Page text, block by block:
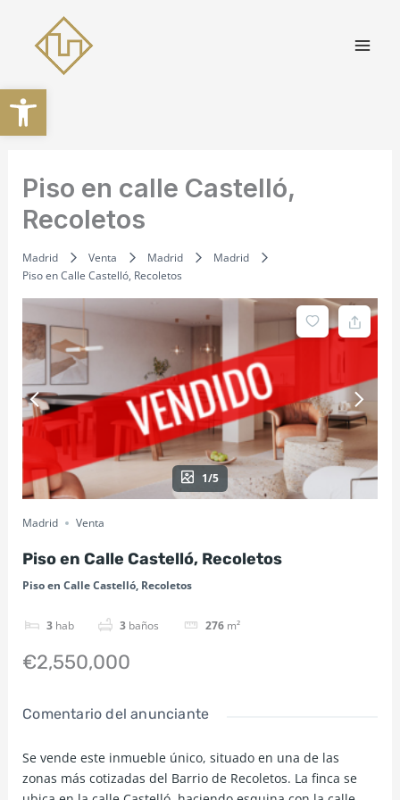
Abrir barra de herramientas
contenido
Piso en calle Castelló,
Recoletos
Madrid Venta Madrid
Madrid
Piso en Calle Castelló, Recoletos
1/5
Madrid Venta
Piso en Calle Castelló, Recoletos
Piso en Calle Castelló, Recoletos
3 hab 3 baños 276 m²
€2,550,000
Comentario del anunciante
Se vende este inmueble único, situado en una de las
zonas más cotizadas del Barrio de Recoletos. La finca se